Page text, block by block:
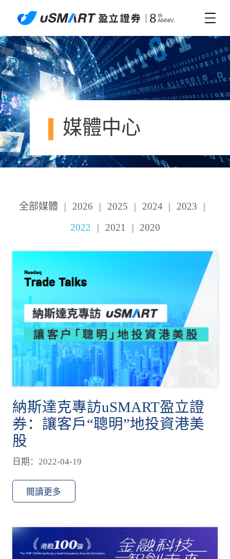
媒體中心
全部媒體 | 2026 | 2025 | 2024 | 2023
|
2022
| 2021 | 2020
納斯達克專訪uSMART盈立證
券：讓客戶“聰明”地投資港美
股
日期：2022-04-19
閱讀更多